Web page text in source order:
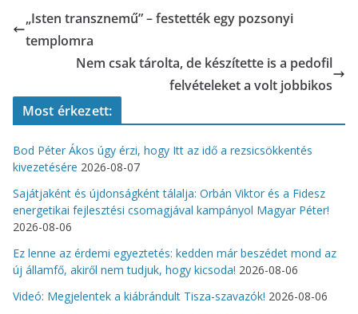
„Isten transznemű” – festették egy pozsonyi
templomra
Nem csak tárolta, de készítette is a pedofil
felvételeket a volt jobbikos
Most érkezett:
Bod Péter Ákos úgy érzi, hogy Itt az idő a rezsicsökkentés
kivezetésére 2026-08-07
Sajátjaként és újdonságként tálalja: Orbán Viktor és a Fidesz
energetikai fejlesztési csomagjával kampányol Magyar Péter!
2026-08-06
Ez lenne az érdemi egyeztetés: kedden már beszédet mond az
új államfő, akiről nem tudjuk, hogy kicsoda! 2026-08-06
Videó: Megjelentek a kiábrándult Tisza-szavazók! 2026-08-06